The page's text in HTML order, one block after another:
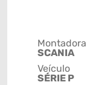
Montadora
SCANIA
Veículo
SÉRIE P